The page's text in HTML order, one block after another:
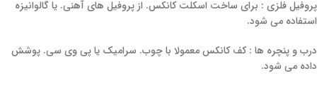
پروفیل فلزی : برای ساخت اسکلت کانکس. از پروفیل‌ های آهنی. یا گالوانیزه
استفاده می ‌شود.
درب و پنچره ها : کف کانکس معمولا با چوب. سرامیک یا پی وی سی. پوشش
داده می ‌شود.